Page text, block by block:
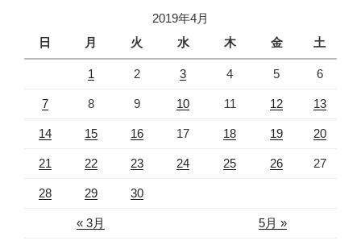
2019年4月
日
月 火 水 木 金 土
« 3月 5月 »
1 2 3 4 5 6
7 8 9 10 11 12 13
14 15 16 17 18 19 20
21 22 23 24 25 26 27
28 29 30